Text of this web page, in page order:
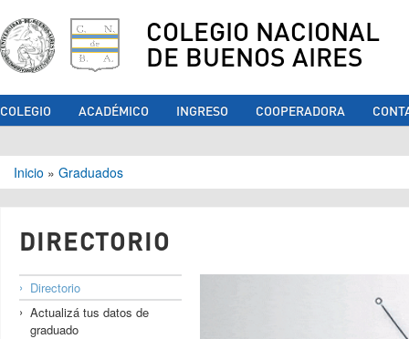
COLEGIO NACIONAL
DE BUENOS AIRES
COLEGIO ACADÉMICO INGRESO COOPERADORA
Se encuentra usted aquí
Inicio » Graduados
DIRECTORIO
Directorio
Actualizá tus datos de
graduado